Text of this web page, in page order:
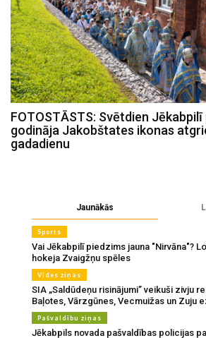
FOTOSTĀSTS: Svētdien
godināja Jakobštates ikonas
gadadienu
Jaunākās
Sports
Vai Jēkabpilī piedzims jauna "Nirvāna"?
hokeja Zvaigžņu spēles
Vides ziņas
SIA „Saldūdeņu risinājumi” veikuši zivju
Baļotes, Vārzgūnes, Vecmuižas un Zuju
Pašvaldību ziņas
Jēkabpils novada pašvaldības policijas